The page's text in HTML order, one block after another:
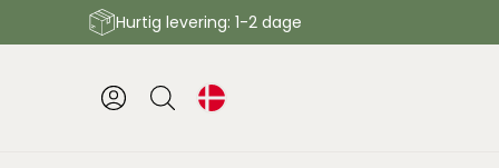
Hurtig levering: 1-2 dage